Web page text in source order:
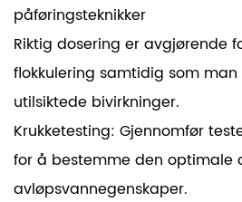
påføringsteknikker
Riktig dosering er avgjørende
flokkulering samtidig som
utilsiktede bivirkninger.
Krukketesting: Gjennomfør
for å bestemme den optimale
avløpsvannegenskaper.